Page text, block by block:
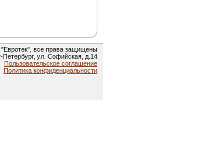
все права защищены
Петербург, ул. Софийская, д.14
Пользовательское соглашение
Политика конфиденциальности